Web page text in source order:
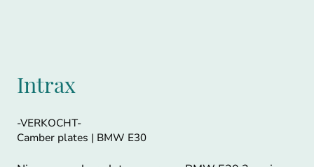
Intrax
-VERKOCHT-
Camber plates | BMW E30